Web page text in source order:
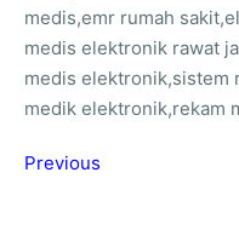
medis,emr rumah
medis elektronik rawat
medis elektronik,sistem
medik elektronik,rekam
Previous